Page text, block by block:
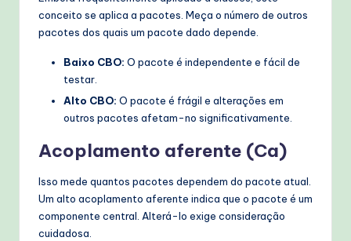
conceito se aplica a pacotes. Meça o número de outros
pacotes dos quais um pacote dado depende.
Baixo CBO: O pacote é independente e fácil de
testar.
Alto CBO: O pacote é frágil e alterações em
outros pacotes afetam-no significativamente.
Acoplamento aferente (Ca)
Isso mede quantos pacotes dependem do pacote atual.
Um alto acoplamento aferente indica que o pacote é um
componente central. Alterá-lo exige consideração
cuidadosa.